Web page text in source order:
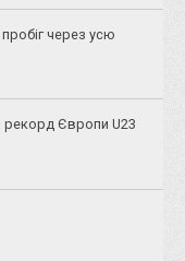
через усю
Європи U23